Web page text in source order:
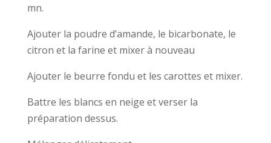
mn.
Ajouter la poudre d’amande, le bicarbonate, le
citron et la farine et mixer à nouveau
Ajouter le beurre fondu et les carottes et mixer.
Battre les blancs en neige et verser la
préparation dessus.